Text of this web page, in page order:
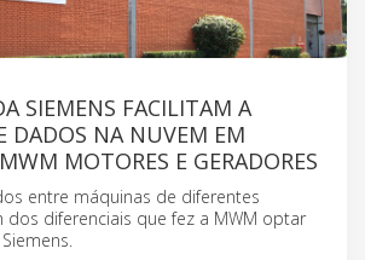
SIEMENS FACILITAM A
DADOS NA NUVEM EM
MOTORES E GERADORES
entre máquinas de diferentes
dos diferenciais que fez a MWM optar